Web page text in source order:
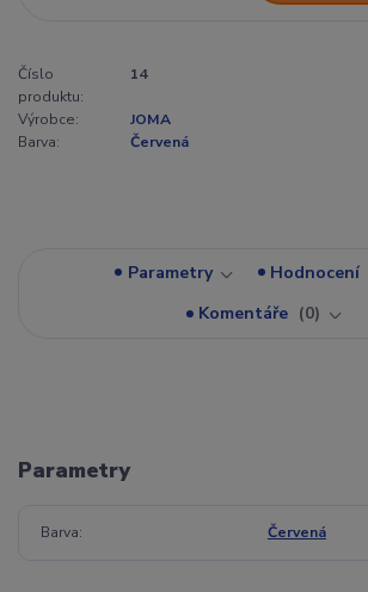
Číslo
produktu:
14
Výrobce:
JOMA
Barva:
Červená
Parametry Hodnocení
Komentáře
0
Parametry
Barva Červená